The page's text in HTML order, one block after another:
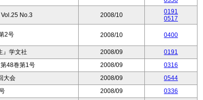
No.3 2008/10
0191
0517
2号 2008/10 0400
』学文社 2008/09
0191
48巻第1号 2008/09
0316
大会 2008/09
0544
2008/09
0336